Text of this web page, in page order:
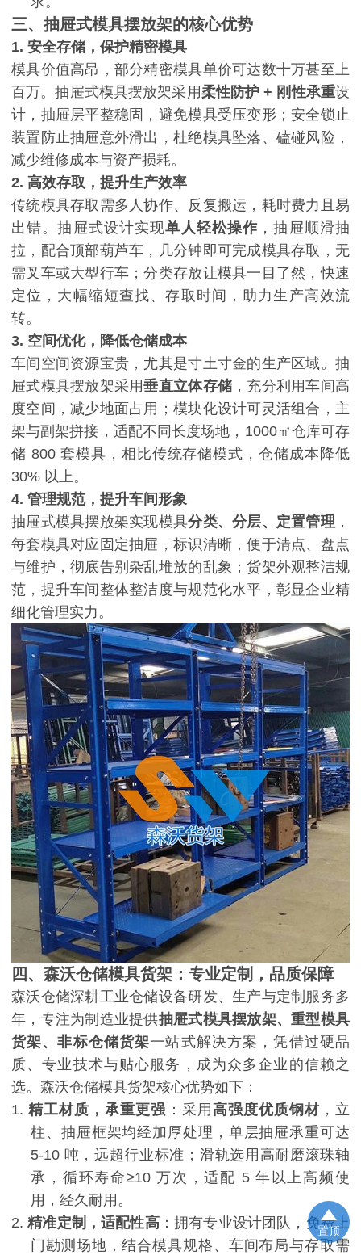
三、抽屉式模具摆放架的核心优势
1. 安全存储，保护精密模具
模具价值高昂，部分精密模具单价可达数十万甚至上
百万。抽屉式模具摆放架采用柔性防护 + 刚性承重设
计，抽屉层平整稳固，避免模具受压变形；安全锁止
装置防止抽屉意外滑出，杜绝模具坠落、磕碰风险，
减少维修成本与资产损耗。
2. 高效存取，提升生产效率
传统模具存取需多人协作、反复搬运，耗时费力且易
出错。抽屉式设计实现单人轻松操作 ，抽屉顺滑抽
拉，配合顶部葫芦车，几分钟即可完成模具存取，无
需叉车或大型行车；分类存放让模具一目了然，快速
定位，大幅缩短查找、存取时间，助力生产高效流
转。
3. 空间优化，降低仓储成本
车间空间资源宝贵，尤其是寸土寸金的生产区域。抽
屉式模具摆放架采用垂直立体存储 ，充分利用车间高
度空间，减少地面占用；模块化设计可灵活组合，主
架与副架拼接，适配不同长度场地， 1000㎡仓库可存
储 800 套模具，相比传统存储模式，仓储成本降低
30% 以上。
4. 管理规范，提升车间形象
抽屉式模具摆放架实现模具分类、分层、定置管理 ，
每套模具对应固定抽屉，标识清晰，便于清点、盘点
与维护，彻底告别杂乱堆放的乱象；货架外观整洁规
范，提升车间整体整洁度与规范化水平，彰显企业精
细化管理实力。
四、森沃仓储模具货架：专业定制，品质保障
森沃仓储深耕工业仓储设备研发、生产与定制服务多
年，专注为制造业提供抽屉式模具摆放架、重型模具
货架、非标仓储货架一站式解决方案，凭借过硬品
质、专业技术与贴心服务，成为众多企业的信赖之
选。森沃仓储模具货架核心优势如下：
1.精工材质，承重更强 ：采用 高强度优质钢材 ，立
柱、抽屉框架均经加厚处理，单层抽屉承重可达
5-10 吨，远超行业标准；滑轨选用高耐磨滚珠轴
承，循环寿命≥10 万次，适配 5 年以上高频使
用，经久耐用。
2.精准定制，适配性高：拥有专业设计团队，免费上
门勘测场地，结合模具规格、车间布局与存取需
置顶